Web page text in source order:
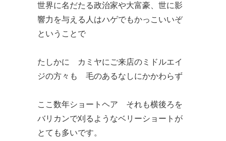
世界に名だたる政治家や大富豪、世に影
響力を与える人はハゲでもかっこいいぞ
ということで
たしかに カミヤにご来店の ミドルエイ
ジの方々も 毛のあるなしにかかわらず
ここ数年ショートヘア それも横後ろを
バリカンで刈るようなベリーショートが
とても多いです。